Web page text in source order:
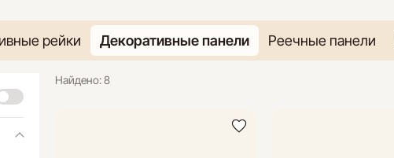
рейки Декоративные панели Реечные панели
Найдено:8